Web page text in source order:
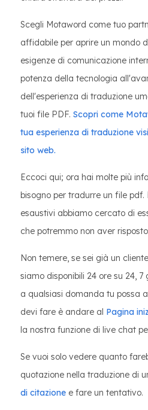
Scegli Motaword come tuo
affidabile per aprire un mondo
esigenze di comunicazione
potenza della tecnologia
dell'esperienza di traduzione
tuoi file PDF. Scopri come
tua esperienza di traduzione
sito web.
Eccoci qui; ora hai molte più
bisogno per tradurre un file
esaustivi abbiamo cercato di
che potremmo non aver
Non temere, se sei già un
siamo disponibili 24 ore su 24, 7
a qualsiasi domanda tu possa
devi fare è andare al Pagina
la nostra funzione di live chat
Se vuoi solo vedere quanto
quotazione nella traduzione di
di citazione e fare un tentativo.